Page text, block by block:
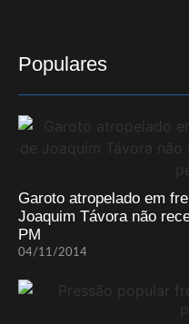
Populares
Garoto atropelado em
Joaquim Távora não
PM
04/11/2014